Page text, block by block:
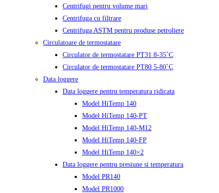
Centrifugi pentru volume mari
Centrifuga cu filtrare
Centrifuga ASTM pentru produse petroliere
Circulatoare de termostatare
Circulator de termostatare PT31 8-35˚C
Circulator de termostatare PT80 5-80˚C
Data loggere
Data loggere pentru temperatura ridicata
Model HiTemp 140
Model HiTemp 140-PT
Model HiTemp 140-M12
Model HiTemp 140-FP
Model HiTemp 140×2
Data loggere pentru presiune si temperatura
Model PR140
Model PR1000